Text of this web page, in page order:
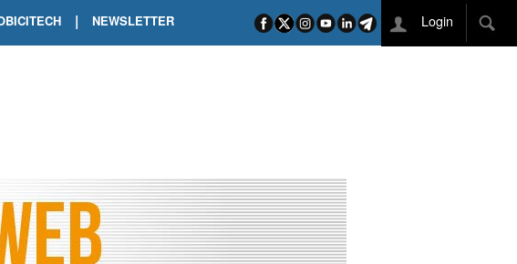
ORCIERES-MERLETTE INCORONA CARAPAZ
VOIRON TRIONFO DI PHILIPSEN SU SCHMID E KOOIJ
| NEWSLETTER Login